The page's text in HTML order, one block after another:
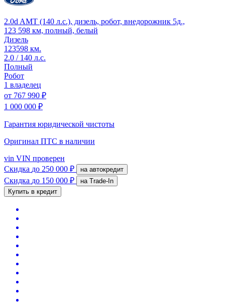
2.0d AMT (140 л.с.), дизель, робот, внедорожник 5д.,
123 598 км, полный, белый
Дизель
123598 км.
2.0 / 140 л.с.
Полный
Робот
1 владелец
от 767 990 ₽
1 000 000 ₽
Гарантия юридической чистоты
Оригинал ПТС в наличии
vin VIN проверен
Скидка до 250 000 ₽ на автокредит
Скидка до 150 000 ₽
на Trade-In
Купить в кредит